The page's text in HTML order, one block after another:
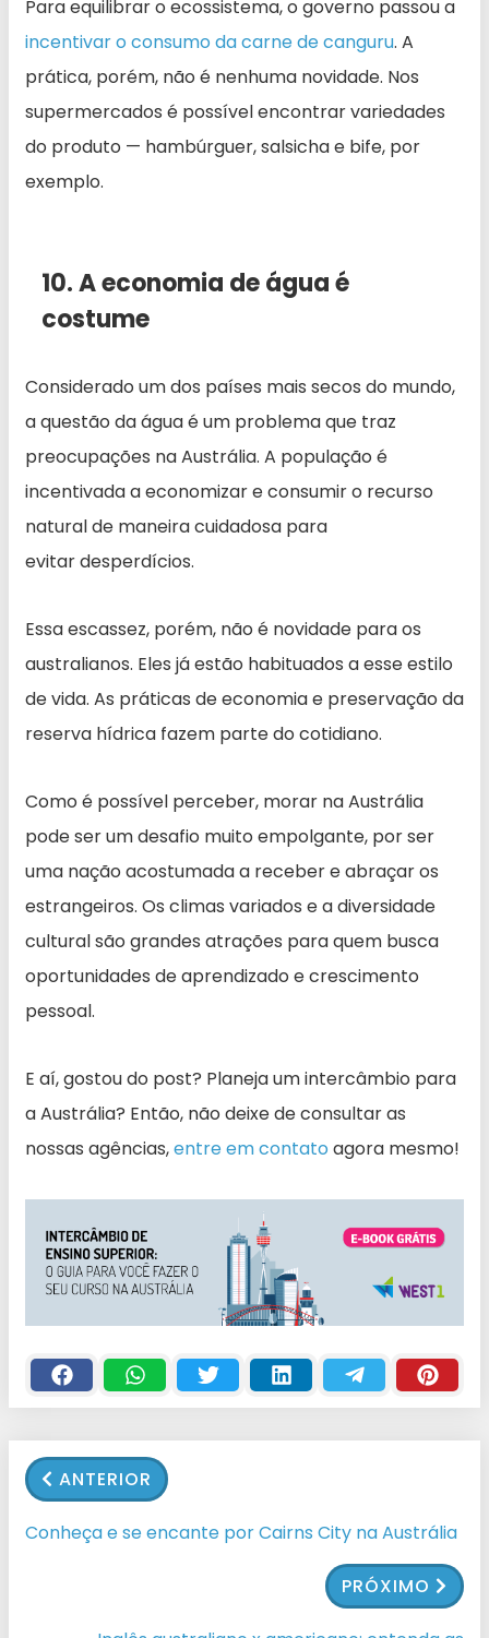
Para equilibrar o ecossistema, o governo passou a
incentivar o consumo da carne de canguru. A
prática, porém, não é nenhuma novidade. Nos
supermercados é possível encontrar variedades
do produto — hambúrguer, salsicha e bife, por
exemplo.
10. A economia de água é
costume
Considerado um dos países mais secos do mundo,
a questão da água é um problema que traz
preocupações na Austrália. A população é
incentivada a economizar e consumir o recurso
natural de maneira cuidadosa para
evitar desperdícios.
Essa escassez, porém, não é novidade para os
australianos. Eles já estão habituados a esse estilo
de vida. As práticas de economia e preservação da
reserva hídrica fazem parte do cotidiano.
Como é possível perceber, morar na Austrália
pode ser um desafio muito empolgante, por ser
uma nação acostumada a receber e abraçar os
estrangeiros. Os climas variados e a diversidade
cultural são grandes atrações para quem busca
oportunidades de aprendizado e crescimento
pessoal.
E aí, gostou do post? Planeja um intercâmbio para
a Austrália? Então, não deixe de consultar as
nossas agências,entre em contato agora mesmo!
ANTERIOR
Conheça e se encante por Cairns City na Austrália
PRÓXIMO